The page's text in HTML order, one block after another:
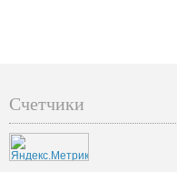
Счетчики